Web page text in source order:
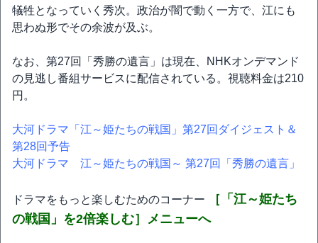
犠牲となっていく秀次。政治が闇で動く一方で、江にも
思わぬ形でその余波が及ぶ。
なお、第27回「秀勝の遺言」は現在、NHKオンデマンド
の見逃し番組サービスに配信されている。視聴料金は210
円。
大河ドラマ「江～姫たちの戦国」第27回ダイジェスト＆
第28回予告
大河ドラマ 江～姫たちの戦国～ 第27回「秀勝の遺言」
ドラマをもっと楽しむためのコーナー
［「江～姫たち
の戦国」を2倍楽しむ］メニューへ